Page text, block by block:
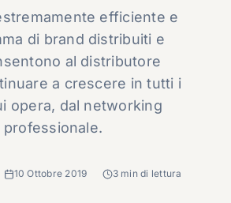
efficiente e
di brand distribuiti e
al distributore
a crescere in tutti i
opera, dal networking
professionale.
10 Ottobre 2019 3 min di lettura